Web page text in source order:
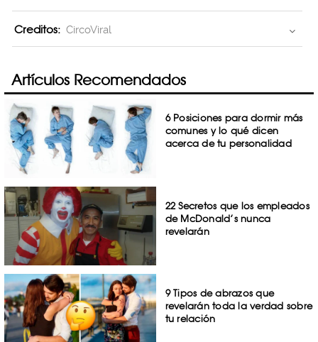
Creditos: CircoViral
Artículos Recomendados
6 Posiciones para dormir más
comunes y lo qué dicen
acerca de tu personalidad
22 Secretos que los empleados
de McDonald’s nunca
revelarán
9 Tipos de abrazos que
revelarán toda la verdad sobre
tu relación